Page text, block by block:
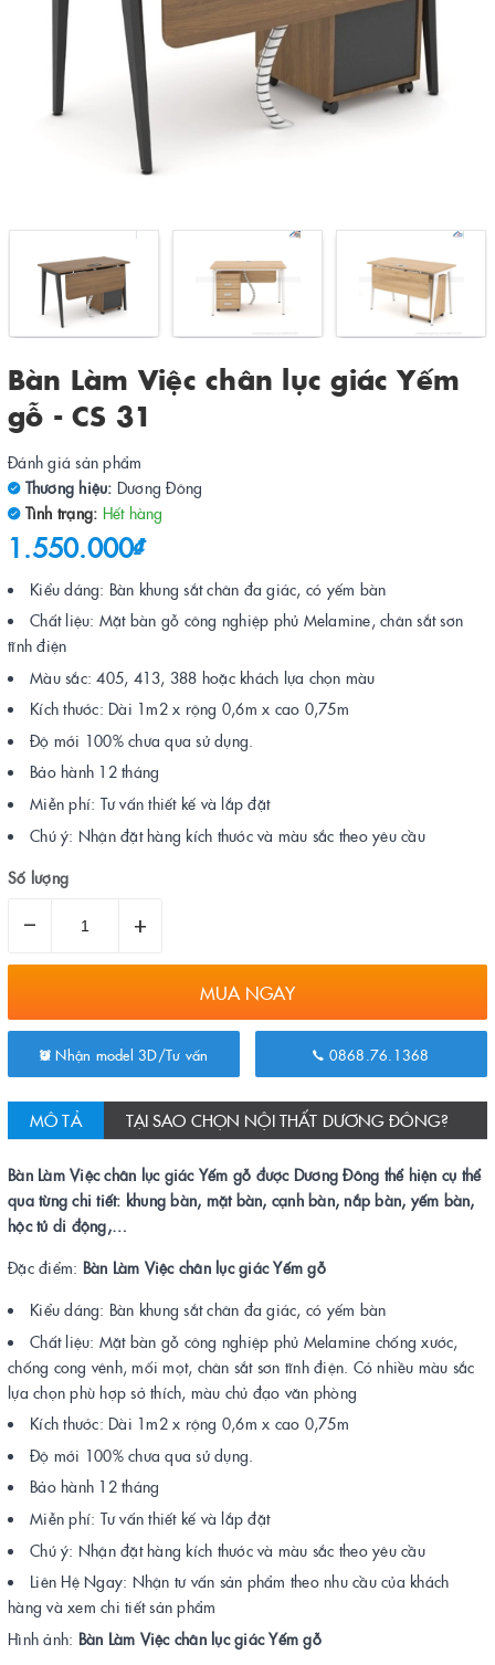
Bàn Làm Việc chân lục giác Yếm
gỗ - CS 31
Đánh giá sản phẩm
Thương hiệu: Dương Đông
Tình trạng: Hết hàng
1.550.000₫
Kiểu dáng: Bàn khung sắt chân đa giác, có yếm bàn
Chất liệu: Mặt bàn gỗ công nghiệp phủ Melamine, chân sắt sơn
tĩnh điện
Màu sắc: 405, 413, 388 hoặc khách lựa chọn màu
Kích thước: Dài 1m2 x rộng 0,6m x cao 0,75m
Độ mới 100% chưa qua sử dụng.
Bảo hành 12 tháng
Miễn phí: Tư vấn thiết kế và lắp đặt
Chú ý: Nhận đặt hàng kích thước và màu sắc theo yêu cầu
Số lượng
– +
MUA NGAY
Nhận model 3D/Tư vấn 0868.76.1368
MÔ TẢ TẠI SAO CHỌN NỘI THẤT DƯƠNG ĐÔNG?
Bàn Làm Việc chân lục giác Yếm gỗ được Dương Đông thể hiện cụ thể
qua từng chi tiết: khung bàn, mặt bàn, cạnh bàn, nắp bàn, yếm bàn,
hộc tủ di động,…
Đặc điểm: Bàn Làm Việc chân lục giác Yếm gỗ
Kiểu dáng: Bàn khung sắt chân đa giác, có yếm bàn
Chất liệu: Mặt bàn gỗ công nghiệp phủ Melamine chống xước,
chống cong vênh, mối mọt, chân sắt sơn tĩnh điện. Có nhiều màu sắc
lựa chọn phù hợp sở thích, màu chủ đạo văn phòng
Kích thước: Dài 1m2 x rộng 0,6m x cao 0,75m
Độ mới 100% chưa qua sử dụng.
Bảo hành 12 tháng
Miễn phí: Tư vấn thiết kế và lắp đặt
Chú ý: Nhận đặt hàng kích thước và màu sắc theo yêu cầu
Liên Hệ Ngay: Nhận tư vấn sản phẩm theo nhu cầu của khách
hàng và xem chi tiết sản phẩm
Hình ảnh: Bàn Làm Việc chân lục giác Yếm gỗ